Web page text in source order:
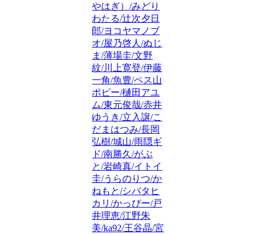
やはぎ）/みどり
わたる/辻次夕日
郎/ヨコヤマノブ
オ/屋乃啓人/ぬじ
ま/薄場圭/文野
紋/川上寛登/伊藤
一角/魚豊/ペス山
ポピー/樋田アユ
ム/東元俊哉/赤井
ゆうき/立入譲/こ
だまはつみ/長岡
弘樹/城山/雨隠ギ
ド/南勝久/がぶ
と/岩崎真/イトイ
圭/うらのりつ/か
ねもと/シバタヒ
カリ/かっぴー/戸
井理恵/江野朱
美/ka92/王谷晶/宮